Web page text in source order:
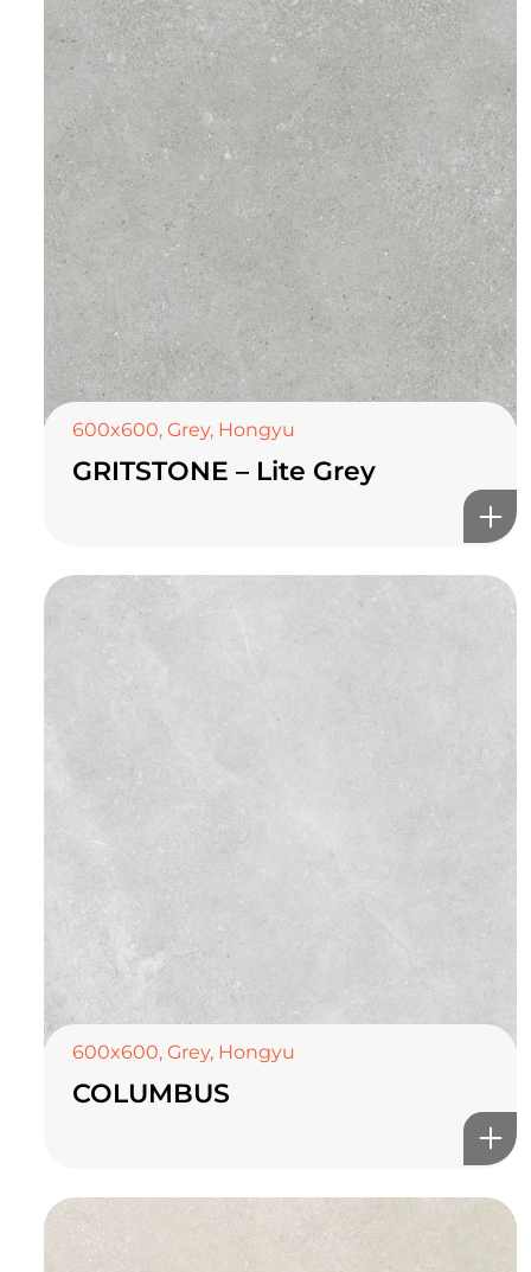
600x600, Grey, Hongyu
GRITSTONE – Lite Grey
600x600, Grey, Hongyu
COLUMBUS